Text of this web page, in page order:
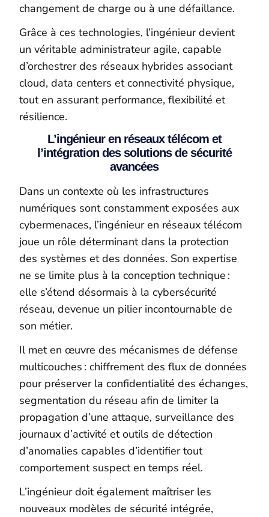
changement de charge ou à une défaillance.
Grâce à ces technologies, l’ingénieur devient
un véritable administrateur agile, capable
d’orchestrer des réseaux hybrides associant
cloud, data centers et connectivité physique,
tout en assurant performance, flexibilité et
résilience.
L’ingénieur en réseaux télécom et
l’intégration des solutions de sécurité
avancées
Dans un contexte où les infrastructures
numériques sont constamment exposées aux
cybermenaces, l’ingénieur en réseaux télécom
joue un rôle déterminant dans la protection
des systèmes et des données. Son expertise
ne se limite plus à la conception technique :
elle s’étend désormais à la cybersécurité
réseau, devenue un pilier incontournable de
son métier.
Il met en œuvre des mécanismes de défense
multicouches : chiffrement des flux de données
pour préserver la confidentialité des échanges,
segmentation du réseau afin de limiter la
propagation d’une attaque, surveillance des
journaux d’activité et outils de détection
d’anomalies capables d’identifier tout
comportement suspect en temps réel.
L’ingénieur doit également maîtriser les
nouveaux modèles de sécurité intégrée,